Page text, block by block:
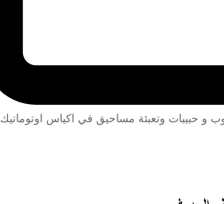
و حبيبات وتعبئة مساحيق في اكياس اوتوماتيك